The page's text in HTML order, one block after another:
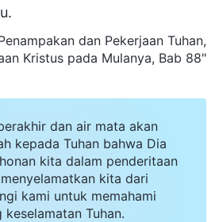
dan Pekerjaan Tuhan,
Kristus pada Mulanya, Bab 88"
dan air mata akan
kepada Tuhan bahwa Dia
kita dalam penderitaan
kita dari
kami untuk memahami
Tuhan.